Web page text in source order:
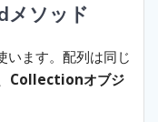
メソッド
います。配列は同じ
Collectionオブジ